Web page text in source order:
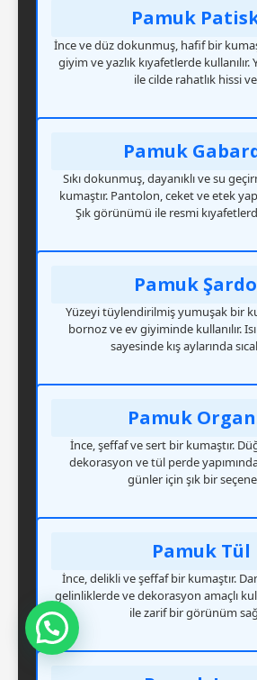
Pamuk
İnce ve düz dokunmuş, hafif bir
giyim ve yazlık kıyafetlerde
ile cilde rahatlık hissi
Pamuk
Sıkı dokunmuş, dayanıklı ve su
kumaştır. Pantolon, ceket ve etek
Şık görünümü ile resmi
Pamuk
Yüzeyi tüylendirilmiş yumuşak bir
bornoz ve ev giyiminde kullanılır.
sayesinde kış aylarında
Pamuk
İnce, şeffaf ve sert bir kumaştır.
dekorasyon ve tül perde yapımında
günler için şık bir
Pamuk Tül
İnce, delikli ve şeffaf bir kumaştır.
gelinliklerde ve dekorasyon amaçlı
ile zarif bir görünüm